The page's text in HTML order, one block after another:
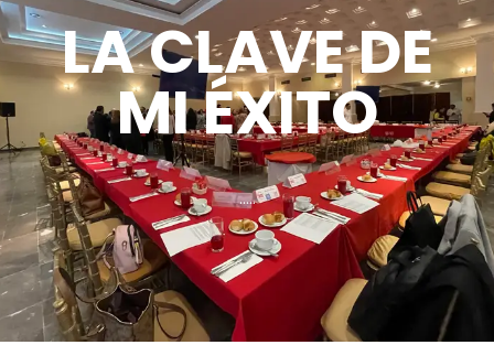
LA CLAVE DE
MI ÉXITO
…..